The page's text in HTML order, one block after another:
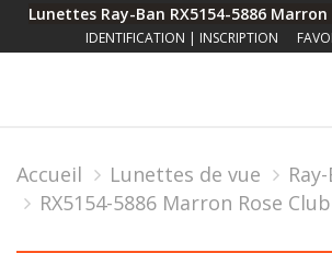
Lunettes Ray-Ban RX5154-5886
IDENTIFICATION | INSCRIPTION
Accueil Lunettes de vue
RX5154-5886 Marron Rose